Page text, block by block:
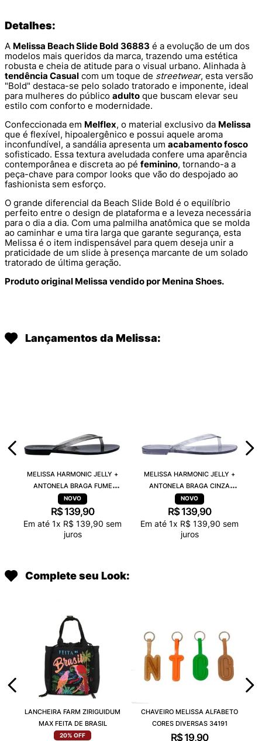
Detalhes:
A Melissa Beach Slide Bold 36883 é a evolução de um dos
modelos mais queridos da marca, trazendo uma estética
robusta e cheia de atitude para o visual urbano. Alinhada à
tendência Casual com um toque de streetwear, esta versão
"Bold" destaca-se pelo solado tratorado e imponente, ideal
para mulheres do público adulto que buscam elevar seu
estilo com conforto e modernidade.
Confeccionada em Melflex, o material exclusivo da Melissa
que é flexível, hipoalergênico e possui aquele aroma
inconfundível, a sandália apresenta um acabamento fosco
sofisticado. Essa textura aveludada confere uma aparência
contemporânea e discreta ao pé feminino, tornando-a a
peça-chave para compor looks que vão do despojado ao
fashionista sem esforço.
O grande diferencial da Beach Slide Bold é o equilíbrio
perfeito entre o design de plataforma e a leveza necessária
para o dia a dia. Com uma palmilha anatômica que se molda
ao caminhar e uma tira larga que garante segurança, esta
Melissa é o item indispensável para quem deseja unir a
praticidade de um slide à presença marcante de um solado
tratorado de última geração.
Produto original Melissa vendido por Menina Shoes.
Lançamentos da Melissa:
MELISSA HARMONIC JELLY +
ANTONELA BRAGA FUME
TRANSPARENTE 38263
R$ 139,90
Em até 1x R$ 139,90 sem
juros
MELISSA HARMONIC JELLY +
ANTONELA BRAGA CINZA
TRANSPARENTE 38263
R$ 139,90
Em até 1x R$ 139,90 sem
juros
Complete seu Look:
LANCHEIRA FARM ZIRIGUIDUM
MAX FEITA DE BRASIL
20% OFF
CHAVEIRO MELISSA ALFABETO
CORES DIVERSAS 34191
R$ 19,90